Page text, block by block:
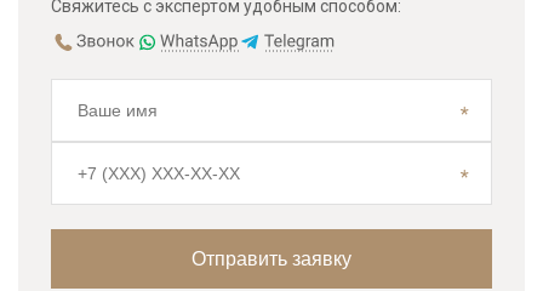
Свяжитесь с экспертом удобным способом: